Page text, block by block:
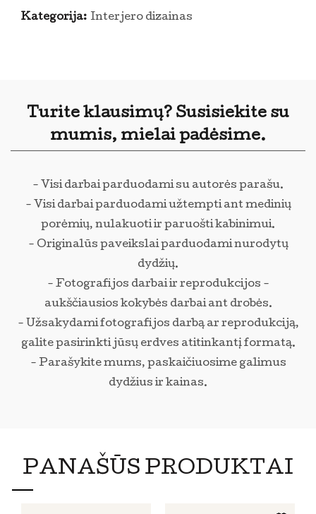
Kategorija: Interjero dizainas
Turite klausimų? Susisiekite su
mumis, mielai padėsime.
- Visi darbai parduodami su autorės parašu.
- Visi darbai parduodami užtempti ant medinių
porėmių, nulakuoti ir paruošti kabinimui.
- Originalūs paveikslai parduodami nurodytų
dydžių.
- Fotografijos darbai ir reprodukcijos -
aukščiausios kokybės darbai ant drobės.
- Užsakydami fotografijos darbą ar reprodukciją,
galite pasirinkti jūsų erdves atitinkantį formatą.
- Parašykite mums, paskaičiuosime galimus
dydžius ir kainas.
PANAŠŪS PRODUKTAI